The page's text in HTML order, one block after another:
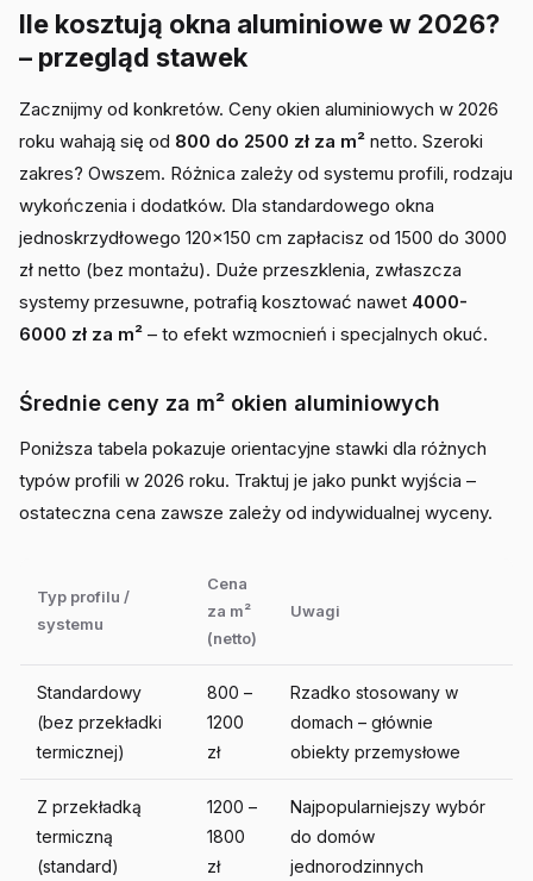
Ile kosztują okna aluminiowe w 2026?
– przegląd stawek
Zacznijmy od konkretów. Ceny okien aluminiowych w 2026
roku wahają się od 800 do 2500 zł za m² netto. Szeroki
zakres? Owszem. Różnica zależy od systemu profili, rodzaju
wykończenia i dodatków. Dla standardowego okna
jednoskrzydłowego 120x150 cm zapłacisz od 1500 do 3000
zł netto (bez montażu). Duże przeszklenia, zwłaszcza
systemy przesuwne, potrafią kosztować nawet 4000-
6000 zł za m² – to efekt wzmocnień i specjalnych okuć.
Średnie ceny za m² okien aluminiowych
Poniższa tabela pokazuje orientacyjne stawki dla różnych
typów profili w 2026 roku. Traktuj je jako punkt wyjścia –
ostateczna cena zawsze zależy od indywidualnej wyceny.
Typ profilu /
systemu
Cena
za m²
(netto)
Uwagi
Standardowy
(bez przekładki
termicznej)
800 –
1200
zł
Rzadko stosowany w
domach – głównie
obiekty przemysłowe
Z przekładką
termiczną
(standard)
1200 –
1800
zł
Najpopularniejszy wybór
do domów
jednorodzinnych